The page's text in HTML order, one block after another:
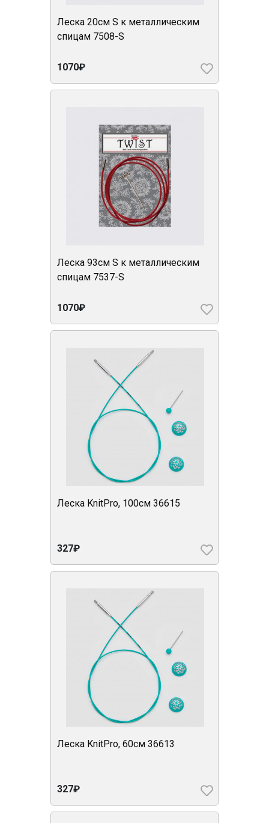
Леска 20см S к металлическим
спицам 7508-S
1070₽
Леска 93см S к металлическим
спицам 7537-S
1070₽
Леска KnitPro, 100см 36615
327₽
Леска KnitPro, 60см 36613
327₽